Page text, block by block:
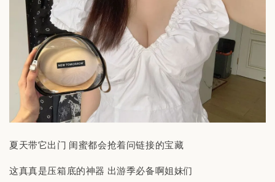
夏天带它出门 闺蜜都会抢着问链接的宝藏
这真真是压箱底的神器 出游季必备啊姐妹们